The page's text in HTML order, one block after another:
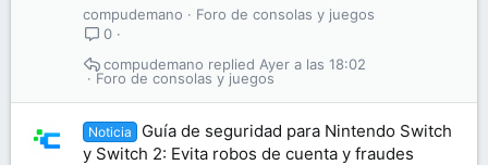
compudemano
Foro de consolas y juegos
0
Foro de consolas y juegos
Ayer a las 18:02
compudemano
Noticia
Guía de seguridad para Nintendo Switch
y Switch 2: Evita robos de cuenta y fraudes